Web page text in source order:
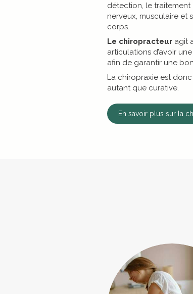
détection, le
nerveux, musculaire et
corps.
Le chiropracteur agit
articulations d’avoir
afin de garantir une
La chiropraxie est
autant que curative.
En savoir plus sur la